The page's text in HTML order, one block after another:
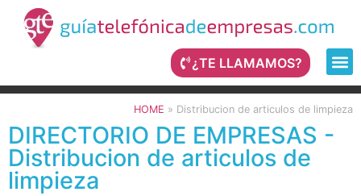
¿TE LLAMAMOS?
HOME » Distribucion de articulos de limpieza
DIRECTORIO DE EMPRESAS -
Distribucion de articulos de
limpieza